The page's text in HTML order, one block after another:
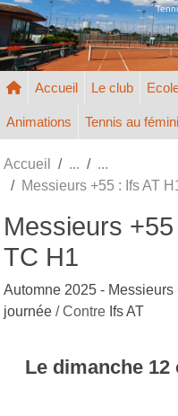
Accueil Le club
Animations Tennis au
Accueil
Messieurs +55 : Ifs AT
Messieurs
TC H1
Automne 2025 -
journée / Contre Ifs AT
Le dimanche 12
Panneau de gestion des